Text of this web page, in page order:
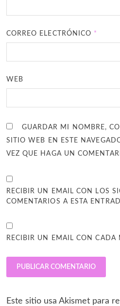
CORREO ELECTRÓNICO *
WEB
GUARDAR MI NOMBRE,
SITIO WEB EN ESTE
VEZ QUE HAGA UN
RECIBIR UN EMAIL CON LOS
COMENTARIOS A ESTA
RECIBIR UN EMAIL CON CADA
Este sitio usa Akismet para